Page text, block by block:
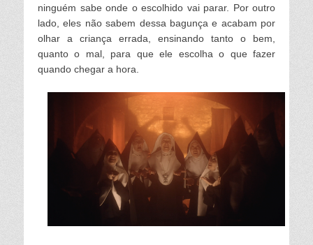
ninguém sabe onde o escolhido vai parar. Por outro
lado, eles não sabem dessa bagunça e acabam por
olhar a criança errada, ensinando tanto o bem,
quanto o mal, para que ele escolha o que fazer
quando chegar a hora.